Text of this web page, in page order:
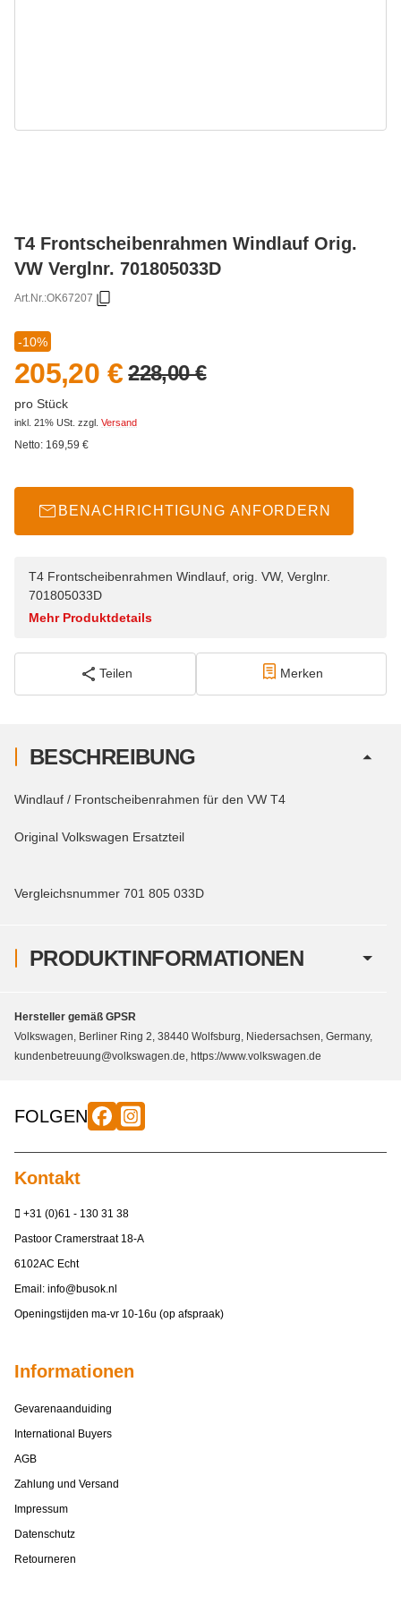
T4 Frontscheibenrahmen Windlauf Orig.
VW Verglnr. 701805033D
Art.Nr.:OK67207
-10%
205,20 € 228,00 €
pro Stück
inkl. 21% USt. zzgl. Versand
Netto: 169,59 €
BENACHRICHTIGUNG ANFORDERN
T4 Frontscheibenrahmen Windlauf, orig. VW, Verglnr.
701805033D
Mehr Produktdetails
Teilen Merken
PRODUKTINFORMATIONEN
BESCHREIBUNG
Windlauf / Frontscheibenrahmen für den VW T4
Original Volkswagen Ersatzteil
Vergleichsnummer 701 805 033D
Hersteller gemäß GPSR
Volkswagen, Berliner Ring 2, 38440 Wolfsburg, Niedersachsen, Germany,
kundenbetreuung@volkswagen.de, https://www.volkswagen.de
FOLGEN
Kontakt
+31 (0)61 - 130 31 38
Pastoor Cramerstraat 18-A
6102AC Echt
Email: info@busok.nl
Openingstijden ma-vr 10-16u (op afspraak)
Informationen
Gevarenaanduiding
International Buyers
AGB
Zahlung und Versand
Impressum
Datenschutz
Retourneren